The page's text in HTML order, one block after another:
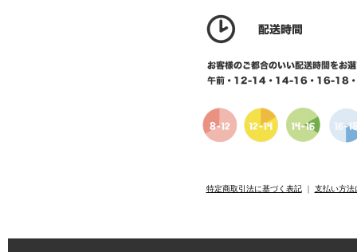
特定商取引法に基づく表記｜ 支払い方法